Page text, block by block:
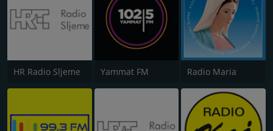
HR Radio Sljeme Yammat FM Radio Maria